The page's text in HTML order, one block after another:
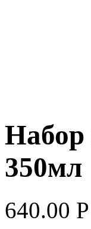
350мл
640.00 Р